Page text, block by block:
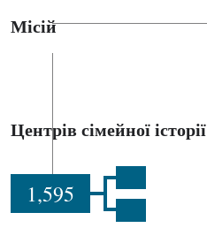
Місій
Центрів сімейної історії
1,595